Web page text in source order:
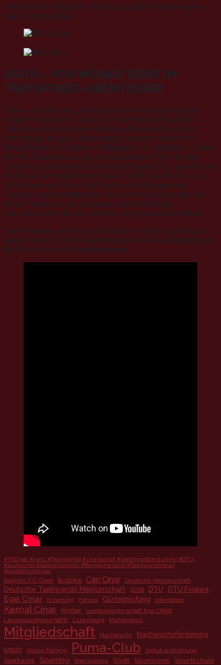
Unterricht im täglichen Training zu leiten sowie eigene
Ideen einzubringen.
ASIYA – VON MEINER REISE IM
TAEKWONDO-ABENTEUER!
Asiya, 16 Jahre jung, teilt begeistert ihre Erfahrungen.
Inspiriert von ihrem Vater, der einst mit Leidenschaft
Taekwondo praktizierte, sieht sie darin nicht nur eine
Hommage an seine Erfahrungen, sondern auch eine
Möglichkeit, ihre eigenen Fähigkeiten zu entfalten. Trainer
Kemal Cinar spielte eine entscheidende Rolle, ihr den
Schwung zur richtigen Zeit am richtigen Ort zu geben. Die
familiäre Atmosphäre im Verein schafft ein Gefühl von
Sicherheit, und Asiya teilt nun ihre Erfahrungen als
Trainerin der Kindergruppe. Ein herzlicher Dank geht an
ihren Trainer und die gesamte unterstützende
Gemeinschaft, die sie auf ihrem Weg begleitet haben.
Wer Maryam und Asiya live erleben möchte, ist herzlich
willkommen zum Probetraining an unseren Standorten in
Elberfeld sowie in Heckinghausen.
#TSCinar #nwtu #Taekwondo #zweikampf #weltranglistenturnier #DTU
#wuppertal #radiowuppertal #Bergischesland #Taekwondonews
#sportschulecinar
Belgien 🇧🇪 Open
Budoka Can Cinar Deutsche Meisterschaft
Deutsche Taekwondo Meisterschaft DOSB DTU DTU Finale9
Ege Cinar Erziehung Fitness Gürtelprüfung Integration
Kemal Cinar Kinder Landesmeisterschaft Ege CINAR
Landessportbund NRW Luxemburg MahlAnderz
Mitgliedschaft Nachwuchs Nachwuchsförderung
NWJV Online-Training Puma-Club Selbstverteidigung
Sparkasse Sparring Sparringtage Spaß Sponsoren Sportschule